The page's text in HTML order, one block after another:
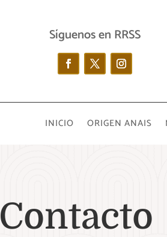
Síguenos en RRSS
INICIO ORIGEN ANAIS
Contacto